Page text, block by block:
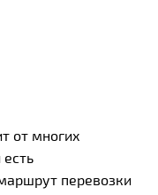
от многих
перевозки